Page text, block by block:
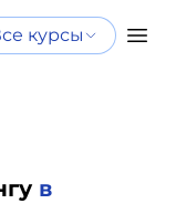
курсы
в
ИИ